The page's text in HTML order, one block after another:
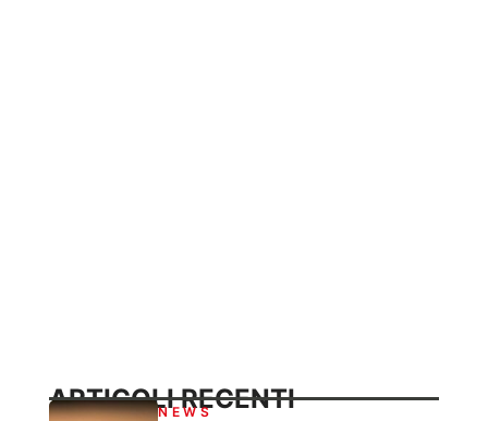
ARTICOLI RECENTI
NEWS